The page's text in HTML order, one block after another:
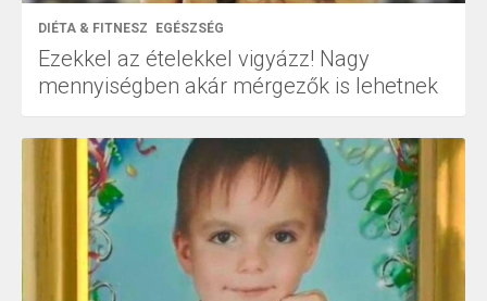
DIÉTA & FITNESZ EGÉSZSÉG
Ezekkel az ételekkel vigyázz! Nagy
mennyiségben akár mérgezők is lehetnek